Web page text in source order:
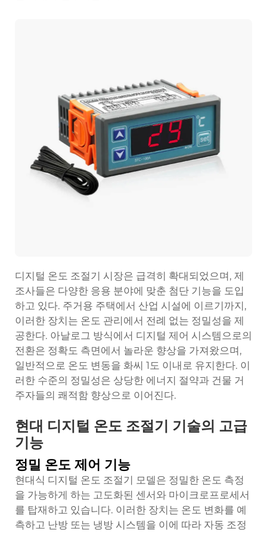
디지털 온도 조절기 시장은 급격히 확대되었으며, 제
조사들은 다양한 응용 분야에 맞춘 첨단 기능을 도입
하고 있다. 주거용 주택에서 산업 시설에 이르기까지,
이러한 장치는 온도 관리에서 전례 없는 정밀성을 제
공한다. 아날로그 방식에서 디지털 제어 시스템으로의
전환은 정확도 측면에서 놀라운 향상을 가져왔으며,
일반적으로 온도 변동을 화씨 1도 이내로 유지한다. 이
러한 수준의 정밀성은 상당한 에너지 절약과 건물 거
주자들의 쾌적함 향상으로 이어진다.
현대 디지털 온도 조절기 기술의 고급
기능
정밀 온도 제어 기능
현대식 디지털 온도 조절기 모델은 정밀한 온도 측정
을 가능하게 하는 고도화된 센서와 마이크로프로세서
를 탑재하고 있습니다. 이러한 장치는 온도 변화를 예
측하고 난방 또는 냉방 시스템을 이에 따라 자동 조정